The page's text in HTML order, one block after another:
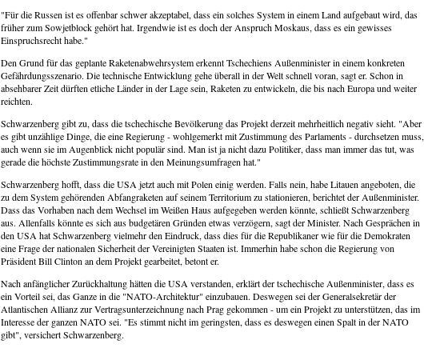
"Für die Russen ist es offenbar schwer akzeptabel, dass ein solches System in einem Land aufgebaut wird, das
früher zum Sowjetblock gehört hat. Irgendwie ist es doch der Anspruch Moskaus, dass es ein gewisses
Einspruchsrecht habe."
Den Grund für das geplante Raketenabwehrsystem erkennt Tschechiens Außenminister in einem konkreten
Gefährdungsszenario. Die technische Entwicklung gehe überall in der Welt schnell voran, sagt er. Schon in
absehbarer Zeit dürften etliche Länder in der Lage sein, Raketen zu entwickeln, die bis nach Europa und weiter
reichten.
Schwarzenberg gibt zu, dass die tschechische Bevölkerung das Projekt derzeit mehrheitlich negativ sieht. "Aber
es gibt unzählige Dinge, die eine Regierung - wohlgemerkt mit Zustimmung des Parlaments - durchsetzen muss,
auch wenn sie im Augenblick nicht populär sind. Man ist ja nicht dazu Politiker, dass man immer das tut, was
gerade die höchste Zustimmungsrate in den Meinungsumfragen hat."
Schwarzenberg hofft, dass die USA jetzt auch mit Polen einig werden. Falls nein, habe Litauen angeboten, die
zu dem System gehörenden Abfangraketen auf seinem Territorium zu stationieren, berichtet der Außenminister.
Dass das Vorhaben nach dem Wechsel im Weißen Haus aufgegeben werden könnte, schließt Schwarzenberg
aus. Allenfalls könnte es sich aus budgetären Gründen etwas verzögern, sagt der Minister. Nach Gesprächen in
den USA hat Schwarzenberg vielmehr den Eindruck, dass dies für die Republikaner wie für die Demokraten
eine Frage der nationalen Sicherheit der Vereinigten Staaten ist. Immerhin habe schon die Regierung von
Präsident Bill Clinton an dem Projekt gearbeitet, betont er.
Nach anfänglicher Zurückhaltung hätten die USA verstanden, erklärt der tschechische Außenminister, dass es
ein Vorteil sei, das Ganze in die "NATO-Architektur" einzubauen. Deswegen sei der Generalsekretär der
Atlantischen Allianz zur Vertragsunterzeichnung nach Prag gekommen - um ein Projekt zu unterstützen, das im
Interesse der ganzen NATO sei. "Es stimmt nicht im geringsten, dass es deswegen einen Spalt in der NATO
gibt", versichert Schwarzenberg.